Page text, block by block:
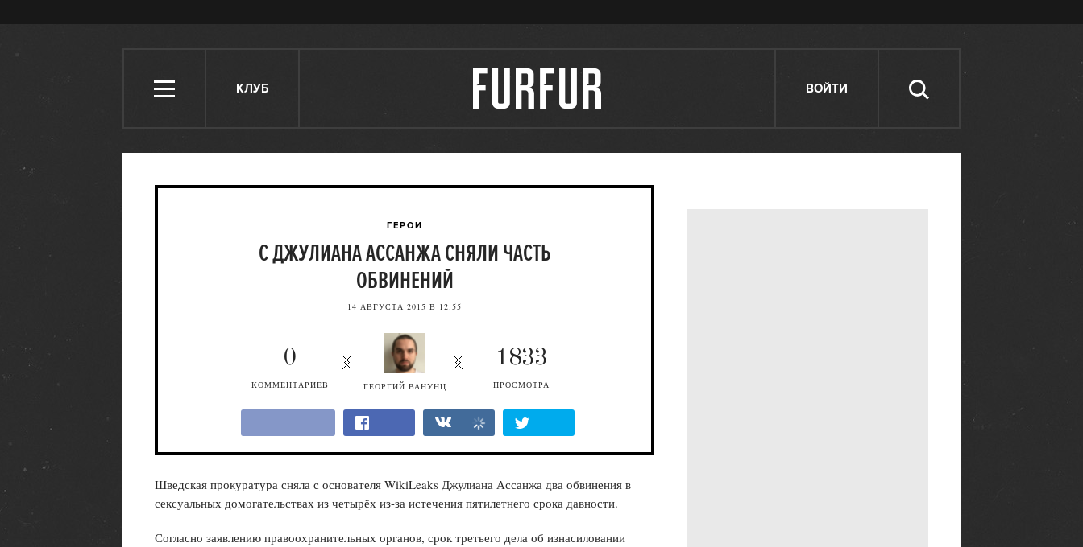
КЛУБ ВОЙТИ
ГЕРОИ
С ДЖУЛИАНА АССАНЖА СНЯЛИ ЧАСТЬ
ОБВИНЕНИЙ
14 АВГУСТА 2015 В 12:55
ГЕОРГИЙ ВАНУНЦ
1833
ПРОСМОТРА
0
КОММЕНТАРИЕВ
Шведская прокуратура сняла с основателя WikiLeaks Джулиана Ассанжа два обвинения в
сексуальных домогательствах из четырёх из-за истечения пятилетнего срока давности.
Согласно заявлению правоохранительных органов, срок третьего дела об изнасиловании